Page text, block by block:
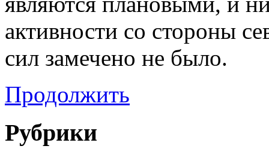
активности со стороны
сил замечено не было.
Продолжить
Рубрики